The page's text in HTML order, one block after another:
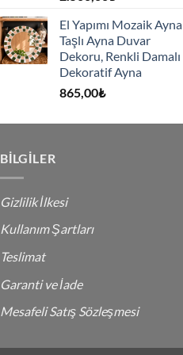
El Yapımı Mozaik Ayna
Taşlı Ayna Duvar
Dekoru, Renkli Damalı
Dekoratif Ayna
865,00₺
BILGILER
Gizlilik İlkesi
Kullanım Şartları
Teslimat
Garanti ve İade
Mesafeli Satış Sözleşmesi